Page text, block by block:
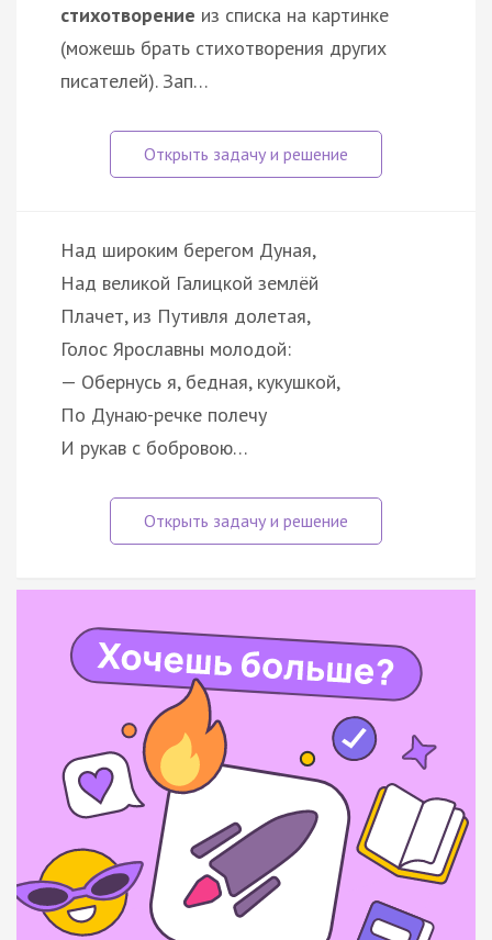
стихотворение из списка на картинке
(можешь брать стихотворения других
писателей). Зап…
Над широким берегом Дуная,
Над великой Галицкой землёй
Плачет, из Путивля долетая,
Голос Ярославны молодой:
— Обернусь я, бедная, кукушкой,
По Дунаю-речке полечу
И рукав с бобровою…